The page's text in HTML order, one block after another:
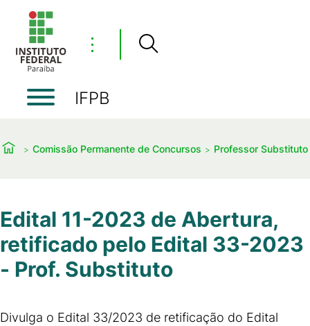
⋮
IFPB
Comissão Permanente de Concursos Professor Substituto
Edital 11-2023 de Abertura,
retificado pelo Edital 33-2023
- Prof. Substituto
Divulga o Edital 33/2023 de retificação do Edital